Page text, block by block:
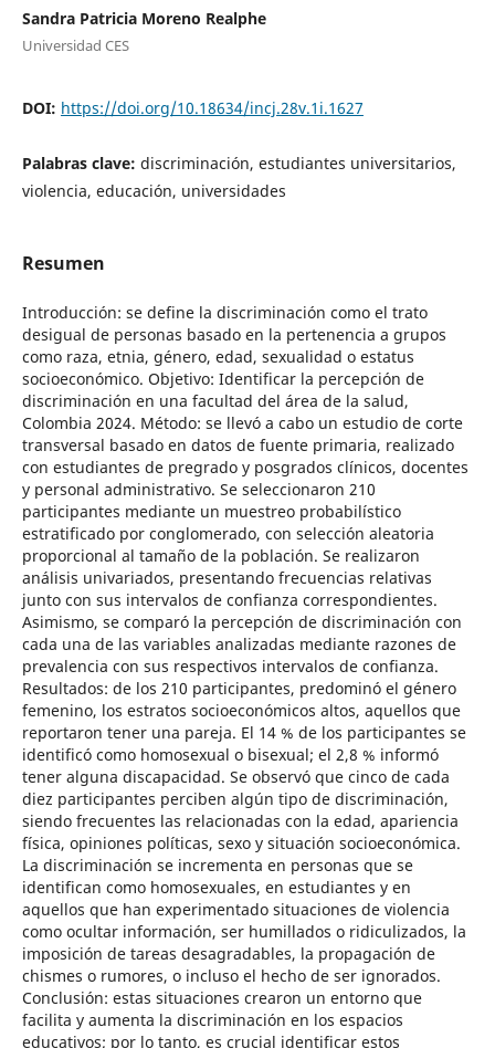
Sandra Patricia Moreno Realphe
Universidad CES
DOI: https://doi.org/10.18634/incj.28v.1i.1627
Palabras clave: discriminación, estudiantes universitarios,
violencia, educación, universidades
Resumen
Introducción: se define la discriminación como el trato
desigual de personas basado en la pertenencia a grupos
como raza, etnia, género, edad, sexualidad o estatus
socioeconómico. Objetivo: Identificar la percepción de
discriminación en una facultad del área de la salud,
Colombia 2024. Método: se llevó a cabo un estudio de corte
transversal basado en datos de fuente primaria, realizado
con estudiantes de pregrado y posgrados clínicos, docentes
y personal administrativo. Se seleccionaron 210
participantes mediante un muestreo probabilístico
estratificado por conglomerado, con selección aleatoria
proporcional al tamaño de la población. Se realizaron
análisis univariados, presentando frecuencias relativas
junto con sus intervalos de confianza correspondientes.
Asimismo, se comparó la percepción de discriminación con
cada una de las variables analizadas mediante razones de
prevalencia con sus respectivos intervalos de confianza.
Resultados: de los 210 participantes, predominó el género
femenino, los estratos socioeconómicos altos, aquellos que
reportaron tener una pareja. El 14 % de los participantes se
identificó como homosexual o bisexual; el 2,8 % informó
tener alguna discapacidad. Se observó que cinco de cada
diez participantes perciben algún tipo de discriminación,
siendo frecuentes las relacionadas con la edad, apariencia
física, opiniones políticas, sexo y situación socioeconómica.
La discriminación se incrementa en personas que se
identifican como homosexuales, en estudiantes y en
aquellos que han experimentado situaciones de violencia
como ocultar información, ser humillados o ridiculizados, la
imposición de tareas desagradables, la propagación de
chismes o rumores, o incluso el hecho de ser ignorados.
Conclusión: estas situaciones crearon un entorno que
facilita y aumenta la discriminación en los espacios
educativos; por lo tanto, es crucial identificar estos